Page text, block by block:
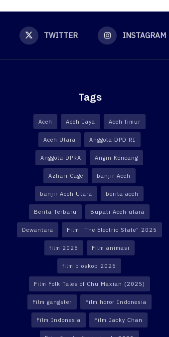
TWITTER INSTAGRAM
Tags
Aceh Aceh Jaya Aceh timur
Aceh Utara Anggota DPD RI
Anggota DPRA Angin Kencang
Azhari Cage banjir Aceh
banjir Aceh Utara berita aceh
Berita Terbaru Bupati Aceh utara
Dewantara Film "The Electric State" 2025
film 2025 Film animasi
film bioskop 2025
Film Folk Tales of Chu Maxian (2025)
Film gangster Film horor Indonesia
Film Indonesia Film Jacky Chan